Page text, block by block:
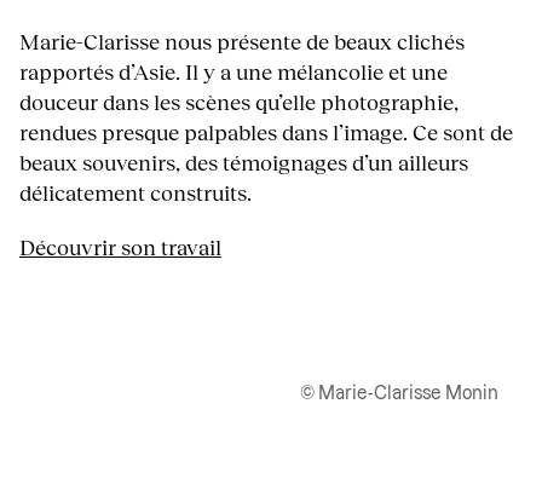
Marie-Clarisse nous présente de beaux clichés
rapportés d’Asie. Il y a une mélancolie et une
douceur dans les scènes qu’elle photographie,
rendues presque palpables dans l’image. Ce sont de
beaux souvenirs, des témoignages d’un ailleurs
délicatement construits.
Découvrir son travail
© Marie-Clarisse Monin